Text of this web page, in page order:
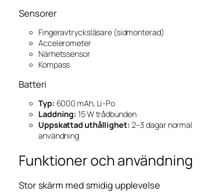
Sensorer
Fingeravtrycksläsare (sidmonterad)
Accelerometer
Närhetssensor
Kompass
Batteri
Typ: 6000 mAh, Li-Po
Laddning: 15 W trådbunden
Uppskattad uthållighet: 2–3 dagar normal
användning
Funktioner och användning
Stor skärm med smidig upplevelse